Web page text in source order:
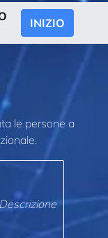
INIZIO
le persone a